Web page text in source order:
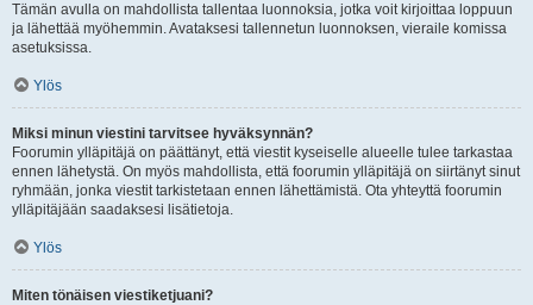
Tämän avulla on mahdollista tallentaa luonnoksia, jotka voit kirjoittaa loppuun
ja lähettää myöhemmin. Avataksesi tallennetun luonnoksen, vieraile komissa
asetuksissa.
Ylös
Miksi minun viestini tarvitsee hyväksynnän?
Foorumin ylläpitäjä on päättänyt, että viestit kyseiselle alueelle tulee tarkastaa
ennen lähetystä. On myös mahdollista, että foorumin ylläpitäjä on siirtänyt sinut
ryhmään, jonka viestit tarkistetaan ennen lähettämistä. Ota yhteyttä foorumin
ylläpitäjään saadaksesi lisätietoja.
Ylös
Miten tönäisen viestiketjuani?